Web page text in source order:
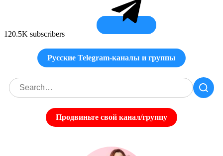
120.5K subscribers
Русские Telegram-каналы и группы
Продвиньте свой канал/группу